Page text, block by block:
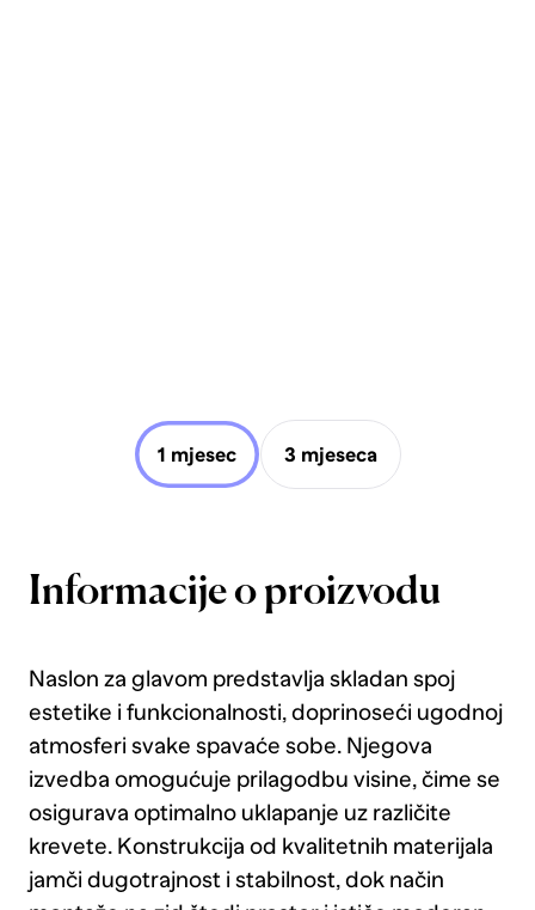
1 mjesec 3 mjeseca
Informacije o proizvodu
Naslon za glavom predstavlja skladan spoj
estetike i funkcionalnosti, doprinoseći ugodnoj
atmosferi svake spavaće sobe. Njegova
izvedba omogućuje prilagodbu visine, čime se
osigurava optimalno uklapanje uz različite
krevete. Konstrukcija od kvalitetnih materijala
jamči dugotrajnost i stabilnost, dok način